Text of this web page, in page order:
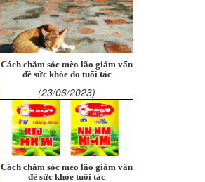
Cách chăm sóc mèo lão giảm vấn
đề sức khỏe do tuổi tác
(23/06/2023)
Cách chăm sóc mèo lão giảm vấn
đề sức khỏe tuổi tác